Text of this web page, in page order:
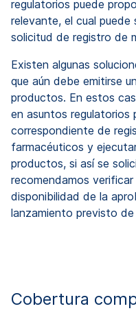
regulatorios puede
relevante, el cual
solicitud de registro de
Existen algunas
que aún debe emitirse
productos. En estos
en asuntos regulatorios
correspondiente de
farmacéuticos y
productos, si así se
recomendamos
disponibilidad de la
lanzamiento previsto
Cobertura